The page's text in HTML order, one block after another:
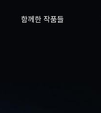
함께한 작품들